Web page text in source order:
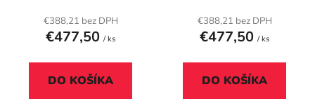
"BOSTON", modrá
€388,21 bez DPH
€477,50 / ks
DO KOŠÍKA
"BOSTON", sivá
€388,21 bez DPH
€477,50 / ks
DO KOŠÍKA